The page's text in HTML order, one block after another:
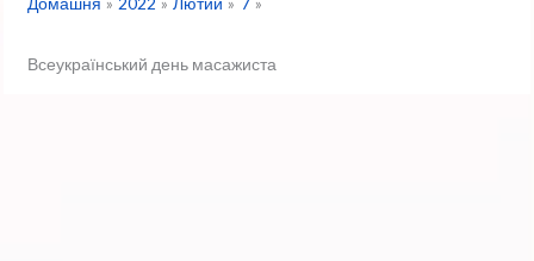
Всеукраїнський день масажиста